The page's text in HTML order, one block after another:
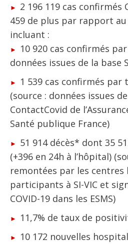
2 196 119 cas confirmés
459 de plus par rapport
incluant :
10 920 cas confirmés par
données issues de la base
1 539 cas confirmés
(source : données issues
ContactCovid de
Santé publique France)
51 914 décès* dont 35
(+396 en 24h à l’hôpital)
remontées par les
participants à SI-VIC et
COVID-19 dans les ESMS)
11,7% de taux de
10 172 nouvelles